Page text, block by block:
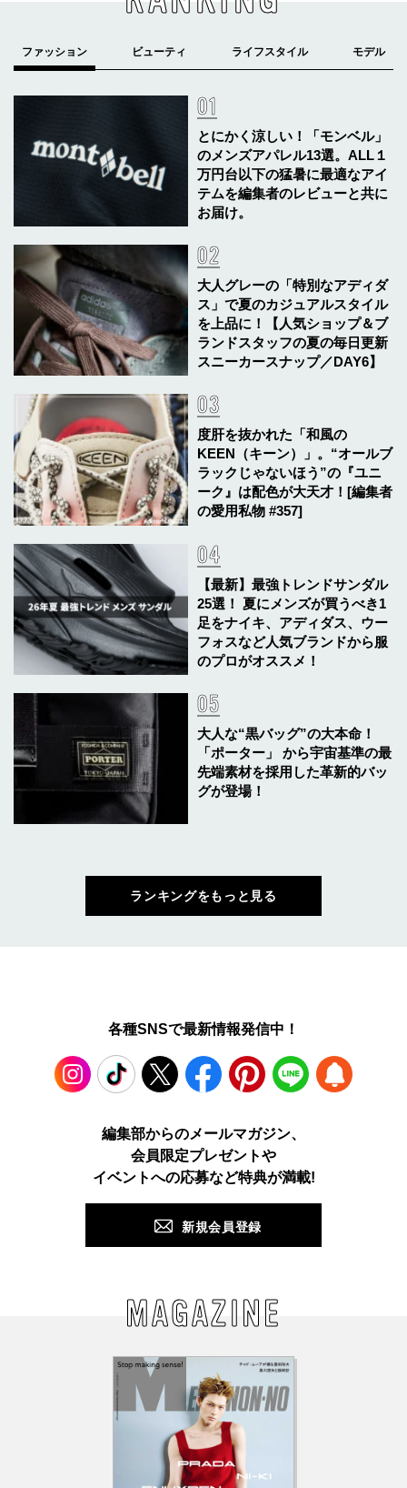
とにかく涼しい！「モンベル」
のメンズアパレル13選。ALL１
万円台以下の猛暑に最適なアイ
テムを編集者のレビューと共に
お届け。
大人グレーの「特別なアディダ
ス」で夏のカジュアルスタイル
を上品に！【人気ショップ＆ブ
ランドスタッフの夏の毎日更新
スニーカースナップ／DAY6】
度肝を抜かれた「和風の
KEEN（キーン）」。“オールブ
ラックじゃないほう”の『ユニ
ーク』は配色が大天才！[編集者
の愛用私物 #357]
【最新】最強トレンドサンダル
25選！ 夏にメンズが買うべき1
足をナイキ、アディダス、ウー
フォスなど人気ブランドから服
のプロがオススメ！
大人な“黒バッグ”の大本命！
「ポーター」 から宇宙基準の最
先端素材を採用した革新的バッ
グが登場！
ランキングをもっと見る
各種SNSで最新情報発信中！
TikTok Facebook Pinterest LINE
編集部からのメールマガジン、
会員限定プレゼントや
イベントへの応募など特典が満載!
新規会員登録
MAGAZINE